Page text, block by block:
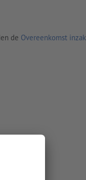
de Overeenkomst